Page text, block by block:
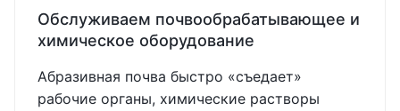
Обслуживаем почвообрабатывающее и
химическое оборудование
Абразивная почва быстро «съедает»
рабочие органы, химические растворы